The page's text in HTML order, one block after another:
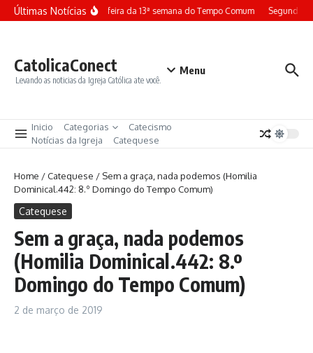
Ir para o conteúdo
Últimas NotíciasTerça-feira da 13ª semana do Tempo Comum Segunda-
CatolicaConect
Levando as noticias da Igreja Católica ate você.
Menu
Inicio Categorias
Catecismo
Notícias da Igreja
Catequese
Home /Catequese / Sem a graça, nada podemos (Homilia
Dominical.442: 8.º Domingo do Tempo Comum)
Catequese
Sem a graça, nada podemos
(Homilia Dominical.442: 8.º
Domingo do Tempo Comum)
2 de março de 2019